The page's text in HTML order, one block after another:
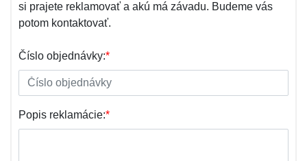
si prajete reklamovať a akú má závadu. Budeme vás
potom kontaktovať.
Číslo objednávky:*
Popis reklamácie:*